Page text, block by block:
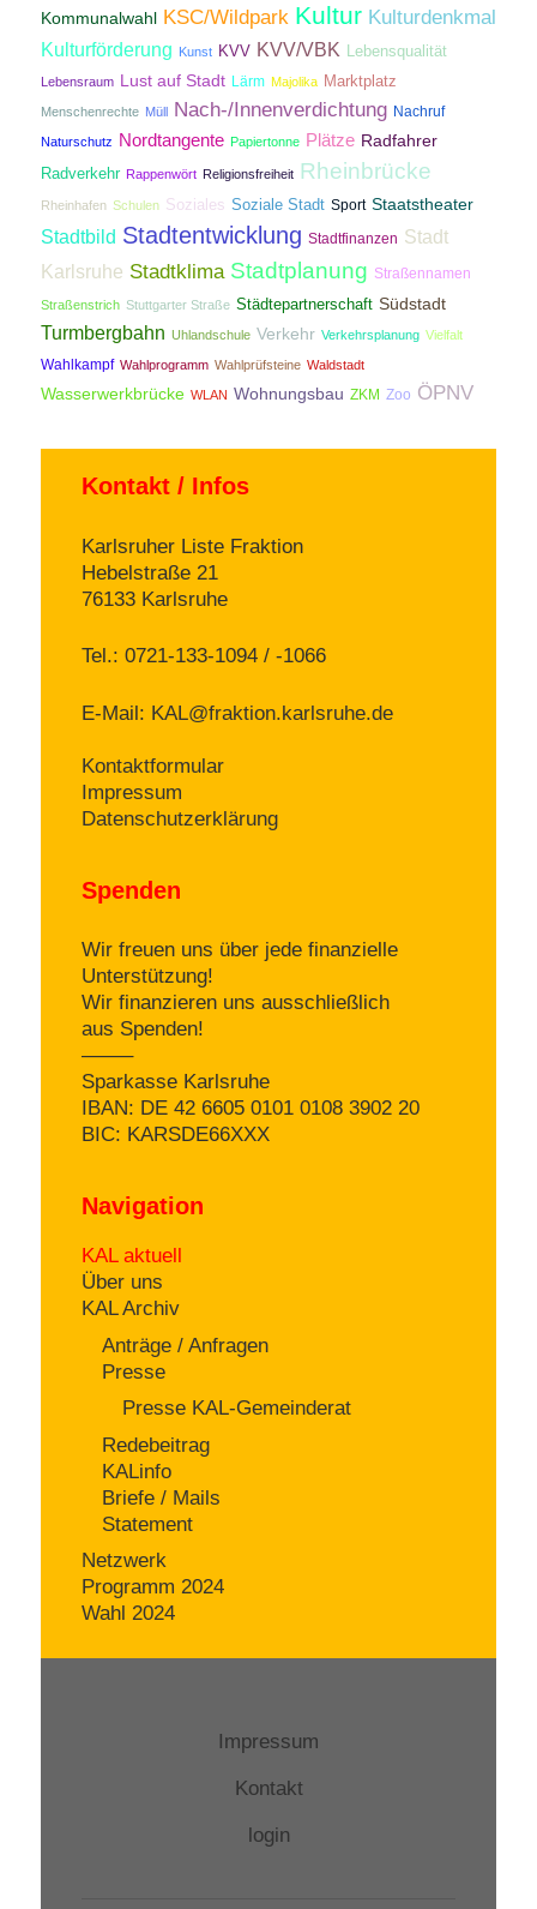
Kommunalwahl KSC/Wildpark Kultur Kulturdenkmal
Kulturförderung Kunst KVV KVV/VBK Lebensqualität
Lebensraum Lust auf Stadt Lärm Majolika Marktplatz
Menschenrechte Müll Nach-/Innenverdichtung Nachruf
Naturschutz Nordtangente Papiertonne Plätze Radfahrer
Radverkehr Rappenwört Religionsfreiheit Rheinbrücke
Rheinhafen Schulen Soziales Soziale Stadt Sport Staatstheater
Stadtbild Stadtentwicklung Stadtfinanzen Stadt
Karlsruhe Stadtklima Stadtplanung Straßennamen
Straßenstrich Stuttgarter Straße Städtepartnerschaft Südstadt
Turmbergbahn Uhlandschule Verkehr Verkehrsplanung Vielfalt
Wahlkampf Wahlprogramm Wahlprüfsteine Waldstadt
Wasserwerkbrücke WLAN Wohnungsbau ZKM Zoo ÖPNV
Kontakt / Infos
Karlsruher Liste Fraktion
Hebelstraße 21
76133 Karlsruhe
Tel.: 0721-133-1094 / -1066
E-Mail: KAL@fraktion.karlsruhe.de
Kontaktformular
Impressum
Datenschutzerklärung
Spenden
Wir freuen uns über jede finanzielle
Unterstützung!
Wir finanzieren uns ausschließlich
aus Spenden!
——–
Sparkasse Karlsruhe
IBAN: DE 42 6605 0101 0108 3902 20
BIC: KARSDE66XXX
Navigation
KAL aktuell
Über uns
KAL Archiv
Anträge / Anfragen
Presse
Presse KAL-Gemeinderat
Redebeitrag
KALinfo
Briefe / Mails
Statement
Netzwerk
Programm 2024
Wahl 2024
Impressum
Kontakt
login